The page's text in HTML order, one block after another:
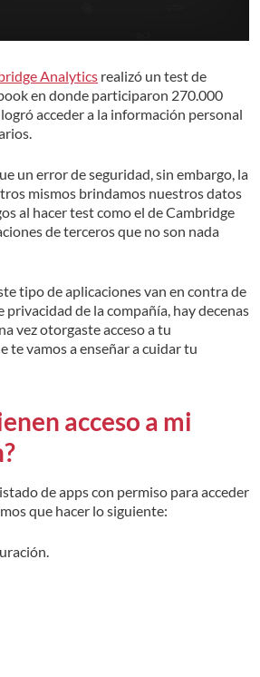
Analytics realizó un test de
en donde participaron 270.000
acceder a la información personal
un error de seguridad, sin embargo, la
mismos brindamos nuestros datos
al hacer test como el de Cambridge
de terceros que no son nada
tipo de aplicaciones van en contra de
privacidad de la compañía, hay decenas
vez otorgaste acceso a tu
te vamos a enseñar a cuidar tu
acceso a mi
de apps con permiso para acceder
que hacer lo siguiente: